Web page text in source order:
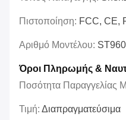
Πιστοποίηση: FCC, CE,
Αριθμό Μοντέλου:
Όροι Πληρωμής &
Ποσότητα Παραγγελίας
Τιμή: Διαπραγματεύσιμα